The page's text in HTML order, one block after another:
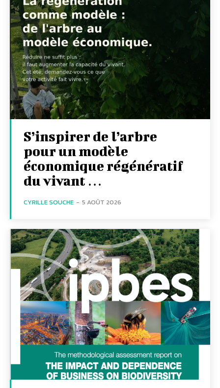
S’inspirer de l’arbre
pour un modèle
économique régénératif
du vivant …
CYRILLE SOUCHE - 5 AOÛT 2026